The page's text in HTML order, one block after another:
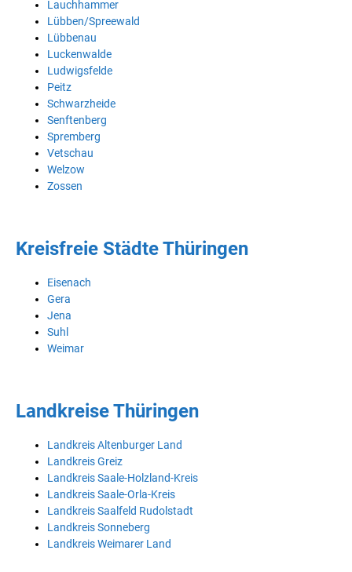
Lauchhammer
Lübben/Spreewald
Lübbenau
Luckenwalde
Ludwigsfelde
Peitz
Schwarzheide
Senftenberg
Spremberg
Vetschau
Welzow
Zossen
Kreisfreie Städte Thüringen
Eisenach
Gera
Jena
Suhl
Weimar
Landkreise Thüringen
Landkreis Altenburger Land
Landkreis Greiz
Landkreis Saale-Holzland-Kreis
Landkreis Saale-Orla-Kreis
Landkreis Saalfeld Rudolstadt
Landkreis Sonneberg
Landkreis Weimarer Land